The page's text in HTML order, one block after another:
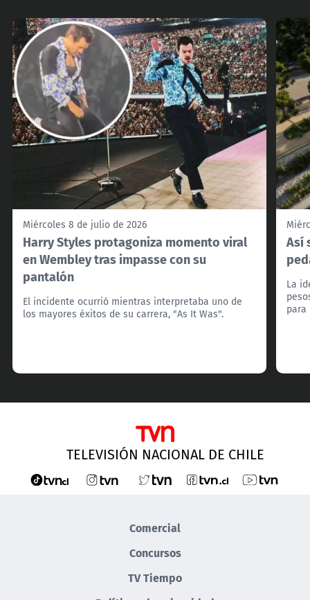
Miércoles 8 de julio de 2026
Harry Styles protagoniza momento viral
en Wembley tras impasse con su
pantalón
El incidente ocurrió mientras interpretaba uno de
los mayores éxitos de su carrera, "As It Was".
Así
La
para
TELEVISIÓN NACIONAL DE CHILE
Comercial
Concursos
TV Tiempo